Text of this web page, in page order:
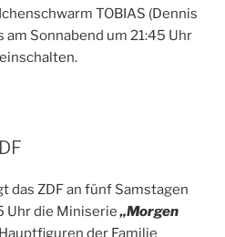
TOBIAS (Dennis
Sonnabend um 21:45 Uhr
das ZDF an fünf Samstagen
Uhr die Miniserie„Morgen
der Familie